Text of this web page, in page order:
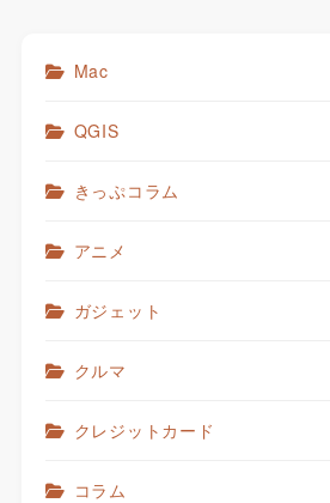
Mac
QGIS
きっぷコラム
アニメ
ガジェット
クルマ
クレジットカード
コラム